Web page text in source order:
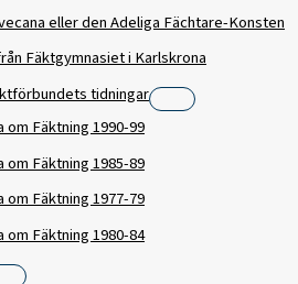
eller den Adeliga Fächtare-Konsten
Fäktgymnasiet i Karlskrona
tidningar
om Fäktning 1990-99
om Fäktning 1985-89
om Fäktning 1977-79
om Fäktning 1980-84